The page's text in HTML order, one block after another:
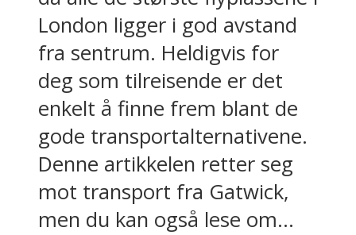
London ligger i god avstand
fra sentrum. Heldigvis for
deg som tilreisende er det
enkelt å finne frem blant de
gode transportalternativene.
Denne artikkelen retter seg
mot transport fra Gatwick,
men du kan også lese om...